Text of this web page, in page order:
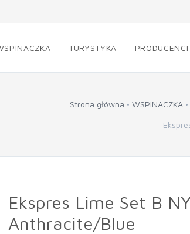
TURYSTYKA PRODUCENCI
Strona główna WSPINACZKA
Ekspres Lime Set B
Anthracite/Blue